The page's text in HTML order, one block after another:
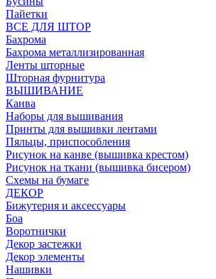
Пайетки
ВСЕ ДЛЯ ШТОР
Бахрома
Бахрома металлизированная
Ленты шторные
Шторная фурнитура
ВЫШИВАНИЕ
Канва
Наборы для вышивания
Принты для вышивки лентами
Пяльцы, приспособления
Рисунок на канве (вышивка крестом)
Рисунок на ткани (вышивка бисером)
Схемы на бумаге
ДЕКОР
Бижутерия и аксессуары
Боа
Воротнички
Декор застежки
Декор элементы
Нашивки